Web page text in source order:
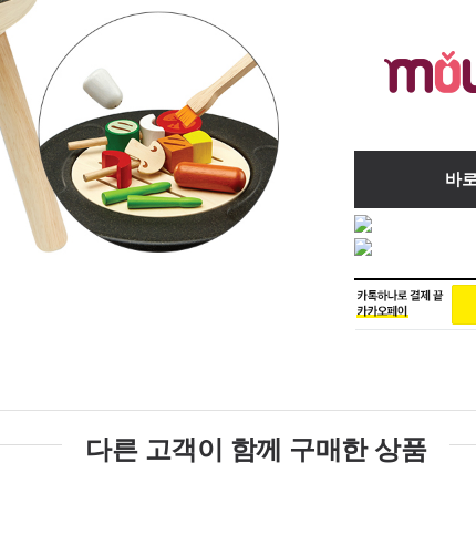
바
다른 고객이 함께 구매한 상품